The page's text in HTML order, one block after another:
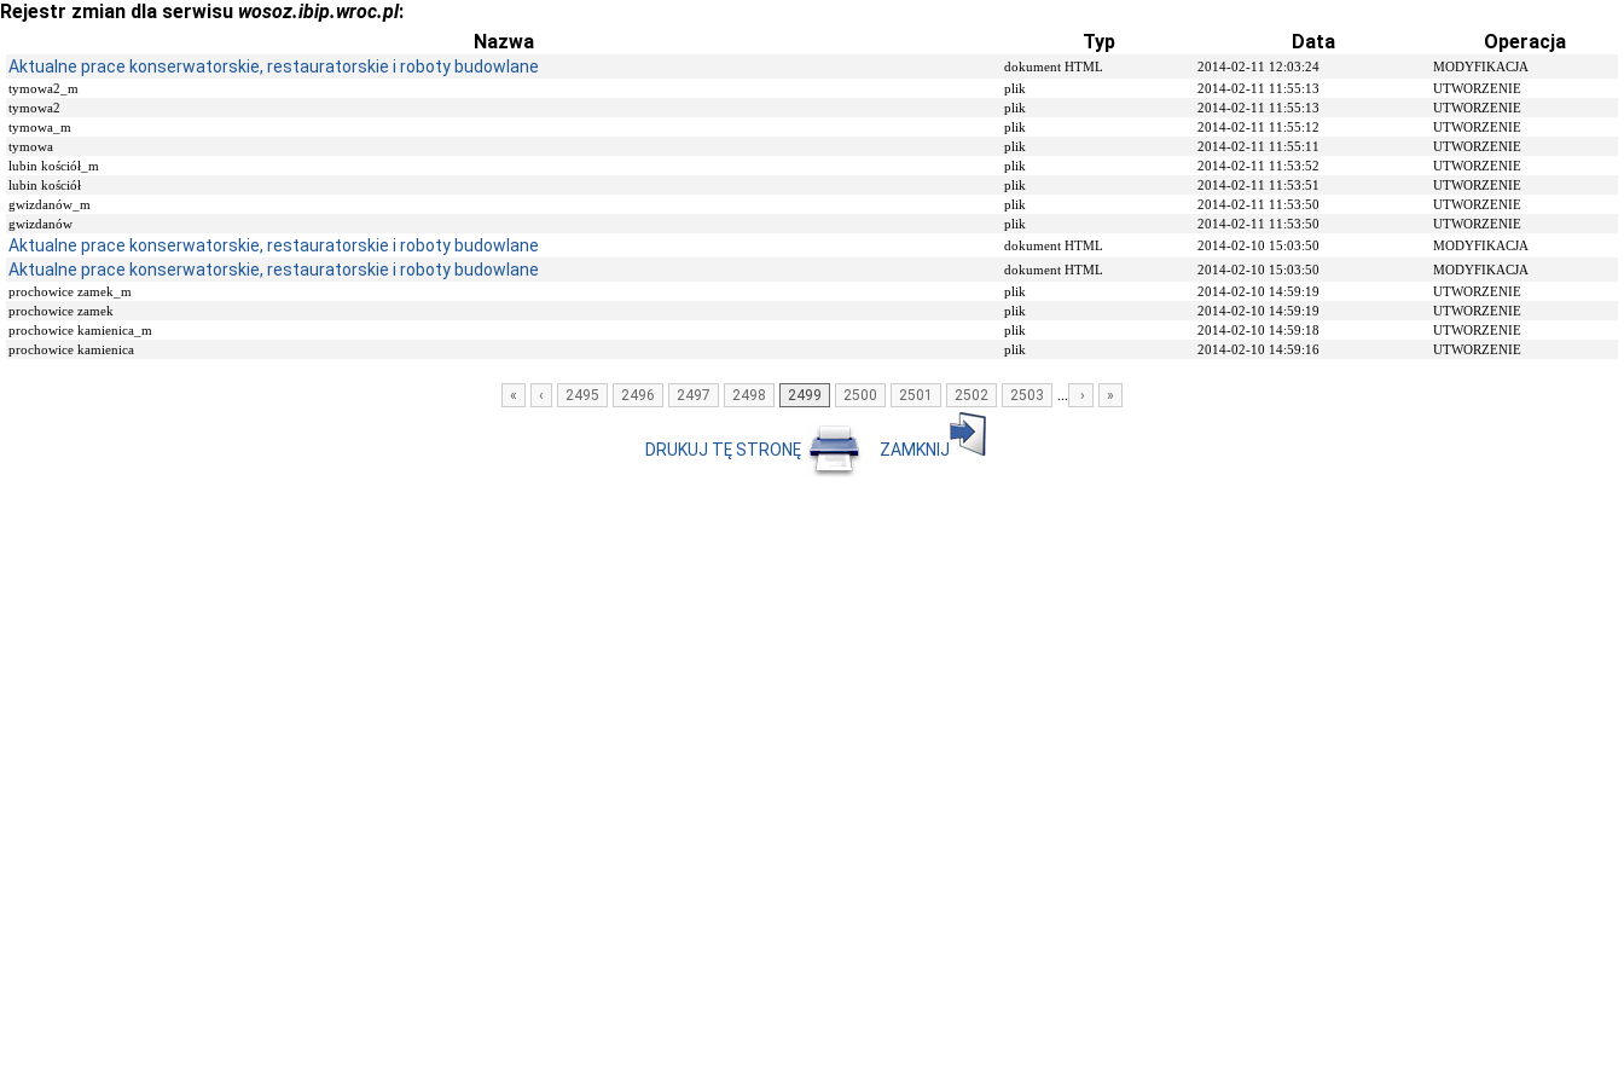
Rejestr zmian dla serwisu wosoz.ibip.wroc.pl:
Nazwa
Typ Data Operacja
Aktualne prace konserwatorskie, restauratorskie i roboty budowlane dokument HTML 2014-02-11 12:03:24
MODYFIKACJA
tymowa2_m
plik 2014-02-11 11:55:13
UTWORZENIE
tymowa2
plik 2014-02-11 11:55:13
UTWORZENIE
tymowa_m
plik 2014-02-11 11:55:12
UTWORZENIE
tymowa
plik 2014-02-11 11:55:11
UTWORZENIE
lubin kościół_m
plik 2014-02-11 11:53:52
UTWORZENIE
lubin kościół
plik 2014-02-11 11:53:51
UTWORZENIE
gwizdanów_m
plik 2014-02-11 11:53:50
UTWORZENIE
gwizdanów
plik 2014-02-11 11:53:50 UTWORZENIE
Aktualne prace konserwatorskie, restauratorskie i roboty budowlane dokument HTML 2014-02-10 15:03:50 MODYFIKACJA
Aktualne prace konserwatorskie, restauratorskie i roboty budowlane dokument HTML 2014-02-10 15:03:50
MODYFIKACJA
prochowice zamek_m
plik 2014-02-10 14:59:19
UTWORZENIE
prochowice zamek
plik 2014-02-10 14:59:19
UTWORZENIE
prochowice kamienica_m
plik 2014-02-10 14:59:18
UTWORZENIE
prochowice kamienica
plik 2014-02-10 14:59:16 UTWORZENIE
« ‹ 2495 2496 2497 2498 2499 2500 2501 2502 2503 ... › »
DRUKUJ TĘ STRONĘ ZAMKNIJ